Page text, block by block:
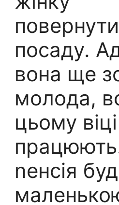
посаду.
вона ще
молода,
цьому віці
nенсія